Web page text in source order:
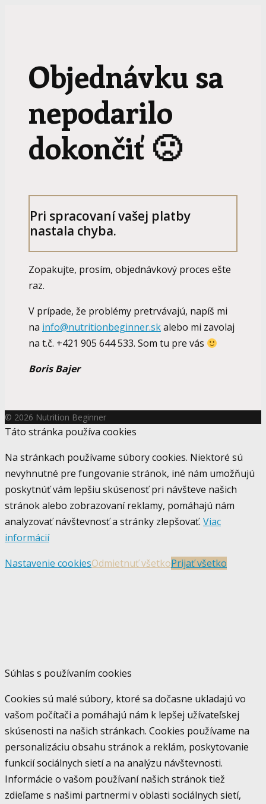
Objednávku sa
nepodarilo
dokončiť 🙁
Pri spracovaní vašej platby
nastala chyba.
Zopakujte, prosím, objednávkový proces ešte
raz.
V prípade, že problémy pretrvávajú, napíš mi
na info@nutritionbeginner.skalebo mi zavolaj
na t.č. +421 905 644 533. Som tu pre vás
Boris Bajer
© 2026 Nutrition Beginner
Táto stránka používa cookies
Na stránkach používame súbory cookies. Niektoré sú
nevyhnutné pre fungovanie stránok, iné nám umožňujú
poskytnúť vám lepšiu skúsenosť pri návšteve našich
stránok alebo zobrazovaní reklamy, pomáhajú nám
analyzovať návštevnosť a stránky zlepšovať. Viac
informácií
Nastavenie cookiesOdmietnuť všetkoPrijať všetko
Súhlas s používaním cookies
Cookies sú malé súbory, ktoré sa dočasne ukladajú vo
vašom počítači a pomáhajú nám k lepšej užívateľskej
skúsenosti na našich stránkach. Cookies používame na
personalizáciu obsahu stránok a reklám, poskytovanie
funkcií sociálnych sietí a na analýzu návštevnosti.
Informácie o vašom používaní našich stránok tiež
zdieľame s našimi partnermi v oblasti sociálnych sietí,